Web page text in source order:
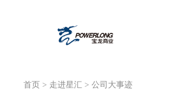
首页 > 走进星汇 > 公司大事迹